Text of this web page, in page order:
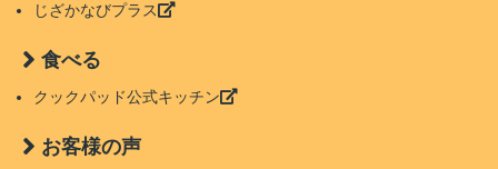
じざかなびプラス
食べる
クックパッド公式キッチン
お客様の声